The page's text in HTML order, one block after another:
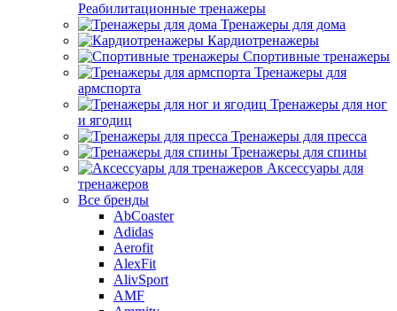
Реабилитационные тренажеры
Тренажеры для дома
Кардиотренажеры
Спортивные тренажеры
Тренажеры для
армспорта
Тренажеры для ног
и ягодиц
Тренажеры для пресса
Тренажеры для спины
Аксессуары для
тренажеров
Все бренды
AbCoaster
Adidas
Aerofit
AlexFit
AlivSport
AMF